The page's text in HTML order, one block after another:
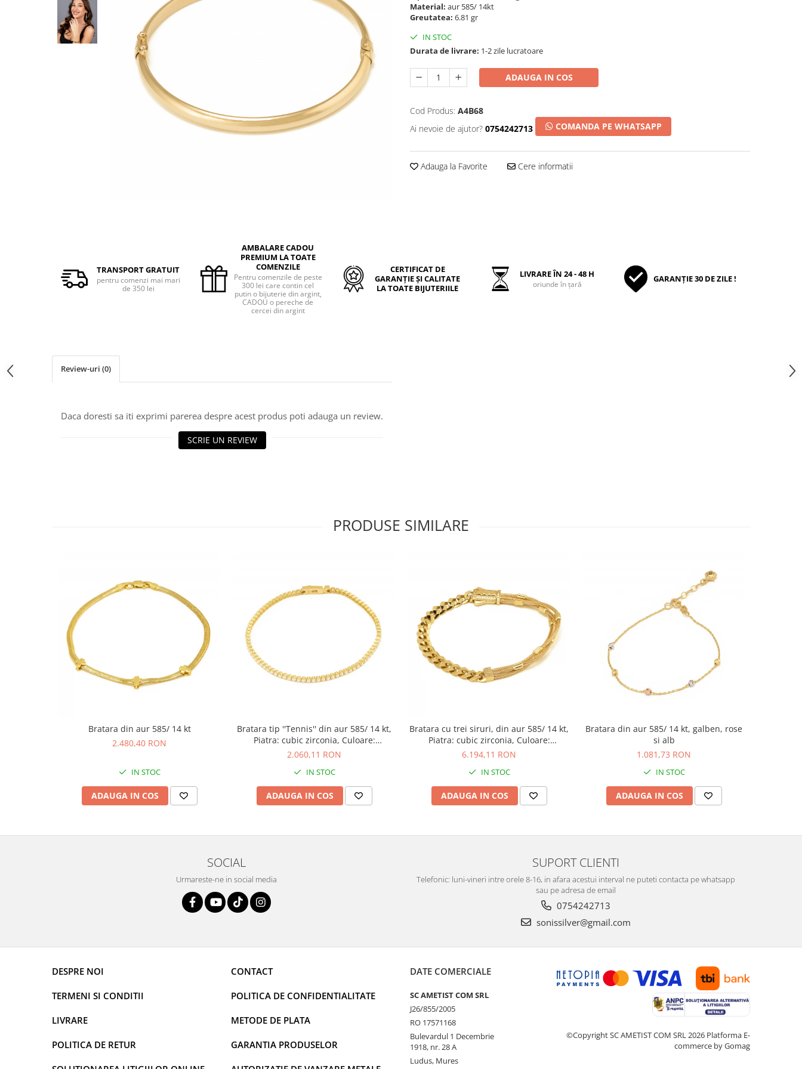
BRATARA TIP ROZARIU
Material: aur 585/ 14kt
Greutatea: 6.81 gr
IN STOC
Durata de livrare: 1-2 zile lucratoare
ADAUGA IN COS
Cod Produs: A4B68
Ai nevoie de ajutor? 0754242713 COMANDA PE WHATSAPP
Adauga la Favorite Cere informatii
TRANSPORT GRATUIT
pentru comenzi mai mari
de 350 lei
AMBALARE CADOU
PREMIUM LA TOATE
COMENZILE
Pentru comenzile de peste
300 lei care contin cel
putin o bijuterie din argint,
CADOU o pereche de
cercei din argint
CERTIFICAT DE
GARANȚIE ȘI CALITATE
LA TOATE BIJUTERIILE
LIVRARE ÎN 24 - 48 H
oriunde în țară GARANȚIE 30 DE ZILE !
Review-uri (0)
Daca doresti sa iti exprimi parerea despre acest produs poti adauga un review.
SCRIE UN REVIEW
PRODUSE SIMILARE
Bratara din aur 585/ 14 kt
2.480,40 RON
IN STOC
ADAUGA IN COS
Bratara tip ''Tennis'' din aur 585/ 14 kt,
Piatra: cubic zirconia, Culoare:
transparenta
2.060,11 RON
IN STOC
ADAUGA IN COS
Bratara cu trei siruri, din aur 585/ 14 kt,
Piatra: cubic zirconia, Culoare:
transparenta
6.194,11 RON
IN STOC
ADAUGA IN COS
Bratara din aur 585/ 14 kt, galben, rose
si alb
1.081,73 RON
IN STOC
ADAUGA IN COS
SOCIAL
Urmareste-ne in social media
SUPORT CLIENTI
Telefonic: luni-vineri intre orele 8-16, in afara acestui interval ne puteti contacta pe whatsapp
sau pe adresa de email
0754242713
sonissilver@gmail.com
DESPRE NOI
TERMENI SI CONDITII
LIVRARE
POLITICA DE RETUR
CONTACT
POLITICA DE CONFIDENTIALITATE
METODE DE PLATA
GARANTIA PRODUSELOR
DATE COMERCIALE
SC AMETIST COM SRL
J26/855/2005
RO 17571168
Bulevardul 1 Decembrie
1918, nr. 28 A
Ludus, Mures
©Copyright SC AMETIST COM SRL 2026 Platforma E-
commerce by Gomag